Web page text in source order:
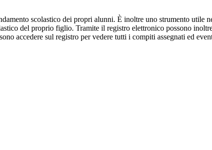
scolastico dei propri alunni. È inoltre uno strumento utile
del proprio figlio. Tramite il registro elettronico possono
accedere sul registro per vedere tutti i compiti assegnati ed